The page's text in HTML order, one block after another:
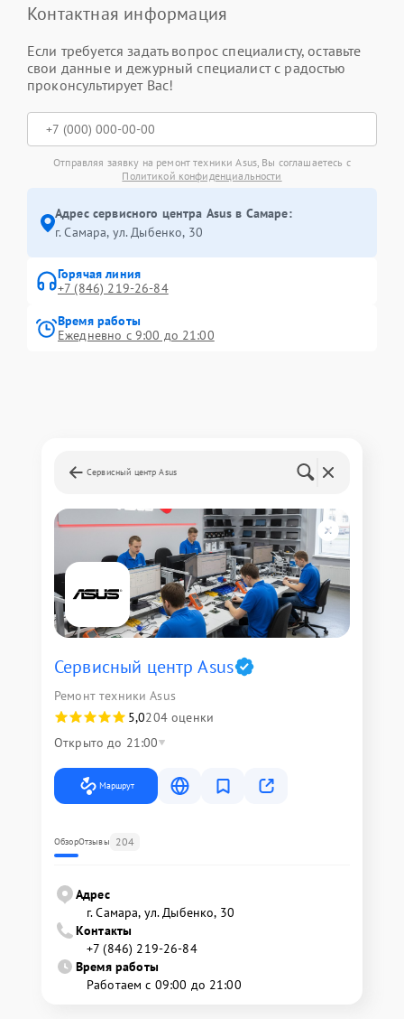
Контактная информация
Если требуется задать вопрос специалисту, оставьте
свои данные и дежурный специалист с радостью
проконсультирует Вас!
Отправляя заявку на ремонт техники Asus, Вы соглашаетесь с
Политикой конфиденциальности
Адрес сервисного центра Asus в Самаре:
г. Самара, ул. Дыбенко, 30
Горячая линия
+7 (846) 219-26-84
Время работы
Ежедневно с 9:00 до 21:00
Сервисный центр Asus
Сервисный центр Asus
Ремонт техники Asus
5,0204 оценки
Открыто до 21:00
Маршрут
ОбзорОтзывы 204
Адрес
г. Самара, ул. Дыбенко, 30
Контакты
+7 (846) 219-26-84
Время работы
Работаем с 09:00 до 21:00